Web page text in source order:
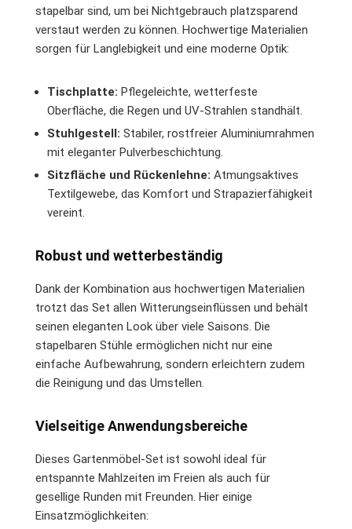
stapelbar sind, um bei Nichtgebrauch platzsparend
verstaut werden zu können. Hochwertige Materialien
sorgen für Langlebigkeit und eine moderne Optik:
Tischplatte: Pflegeleichte, wetterfeste
Oberfläche, die Regen und UV-Strahlen standhält.
Stuhlgestell: Stabiler, rostfreier Aluminiumrahmen
mit eleganter Pulverbeschichtung.
Sitzfläche und Rückenlehne: Atmungsaktives
Textilgewebe, das Komfort und Strapazierfähigkeit
vereint.
Robust und wetterbeständig
Dank der Kombination aus hochwertigen Materialien
trotzt das Set allen Witterungseinflüssen und behält
seinen eleganten Look über viele Saisons. Die
stapelbaren Stühle ermöglichen nicht nur eine
einfache Aufbewahrung, sondern erleichtern zudem
die Reinigung und das Umstellen.
Vielseitige Anwendungsbereiche
Dieses Gartenmöbel-Set ist sowohl ideal für
entspannte Mahlzeiten im Freien als auch für
gesellige Runden mit Freunden. Hier einige
Einsatzmöglichkeiten: